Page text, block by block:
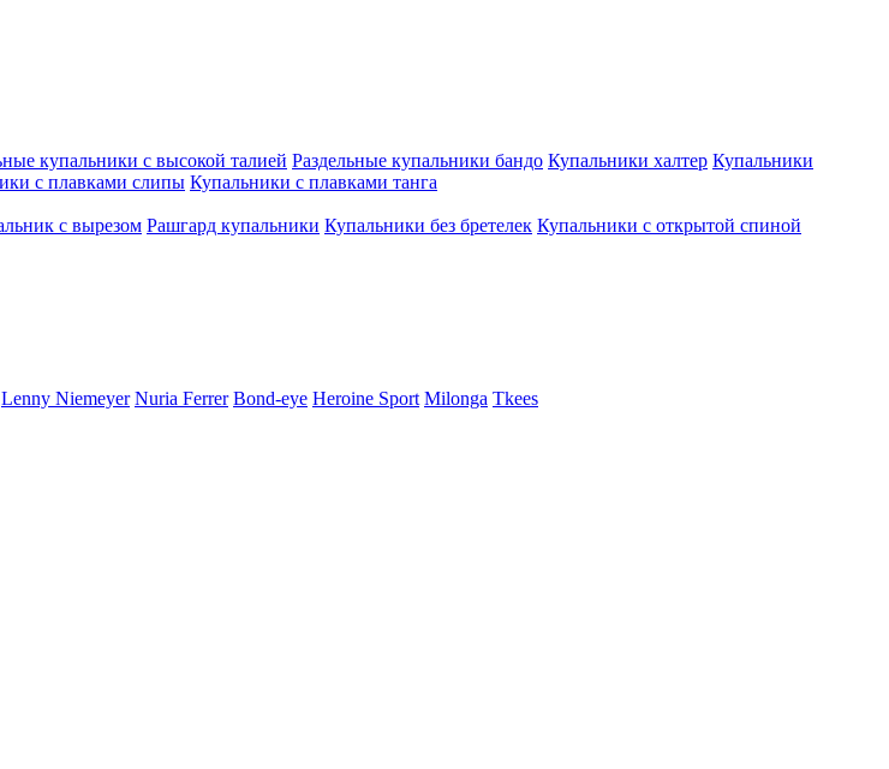
купальники с высокой талией Раздельные купальники бандо Купальники халтер Купальники
с плавками слипы Купальники с плавками танга
с вырезом Рашгард купальники Купальники без бретелек Купальники с открытой спиной
Lenny Niemeyer Nuria Ferrer Bond-eye Heroine Sport Milonga Tkees